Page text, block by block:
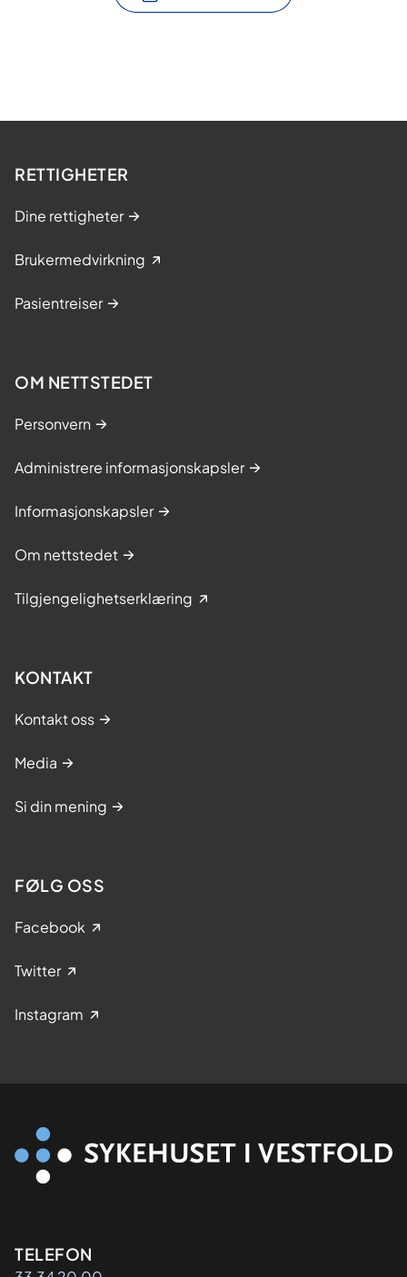
RETTIGHETER
Dine rettigheter
Brukermedvirkning
Pasientreiser
OM NETTSTEDET
Personvern
Administrere informasjonskapsler
Informasjonskapsler
Om nettstedet
Tilgjengelighetserklæring
KONTAKT
Kontakt oss
Media
Si din mening
FØLG OSS
Facebook
Twitter
Instagram
Kontaktinformasjon
TELEFON